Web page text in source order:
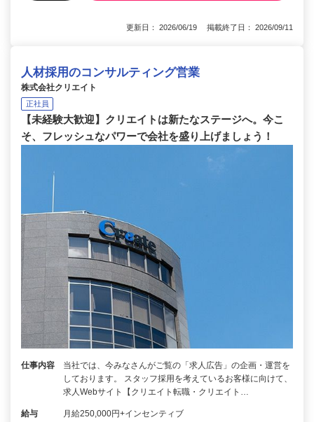
更新日： 2026/06/19 掲載終了日： 2026/09/11
人材採用のコンサルティング営業
株式会社クリエイト
正社員
【未経験大歓迎】クリエイトは新たなステージへ。今こ
そ、フレッシュなパワーで会社を盛り上げましょう！
仕事内容
当社では、今みなさんがご覧の「求人広告」の企画・運営を
しております。 スタッフ採用を考えているお客様に向けて、
求人Webサイト【クリエイト転職・クリエイト…
給与 月給250,000円+インセンティブ